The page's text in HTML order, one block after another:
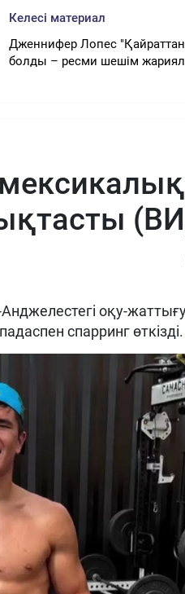
Келесі материал
Дженнифер Лопес
болды – ресми шешім
оқу-
спарринг өткізді.